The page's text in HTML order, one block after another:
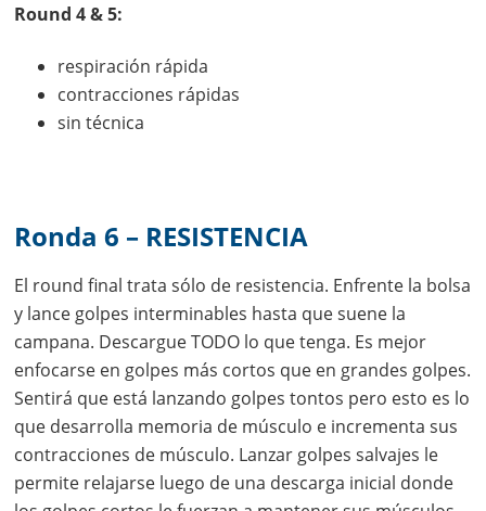
Round 4 & 5:
respiración rápida
contracciones rápidas
sin técnica
Ronda 6 – RESISTENCIA
El round final trata sólo de resistencia. Enfrente la bolsa
y lance golpes interminables hasta que suene la
campana. Descargue TODO lo que tenga. Es mejor
enfocarse en golpes más cortos que en grandes golpes.
Sentirá que está lanzando golpes tontos pero esto es lo
que desarrolla memoria de músculo e incrementa sus
contracciones de músculo. Lanzar golpes salvajes le
permite relajarse luego de una descarga inicial donde